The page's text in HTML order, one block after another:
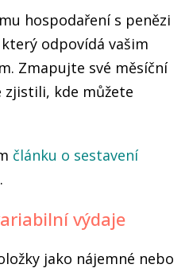
hospodaření s penězi
odpovídá vašim
Zmapujte své měsíční
zjistili, kde můžete
článku o sestavení
.
výdaje
jako nájemné nebo